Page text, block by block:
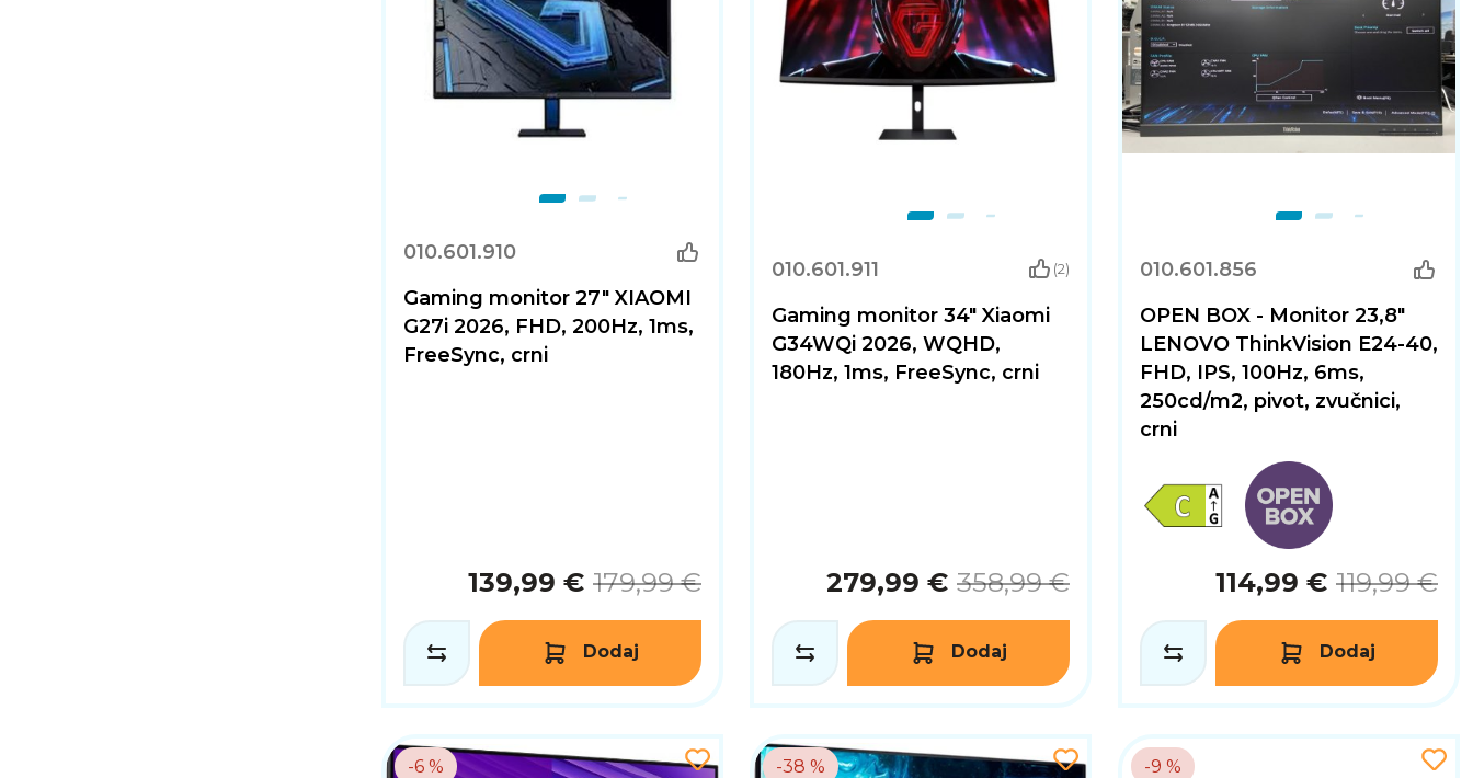
010.601.910
Gaming monitor 27" XIAOMI
G27i 2026, FHD, 200Hz, 1ms,
FreeSync, crni
139,99 € 179,99 €
Dodaj
010.601.911 (2)
Gaming monitor 34" Xiaomi
G34WQi 2026, WQHD,
180Hz, 1ms, FreeSync, crni
279,99 € 358,99 €
Dodaj
010.601.856
OPEN BOX - Monitor 23,8"
LENOVO ThinkVision E24-40,
FHD, IPS, 100Hz, 6ms,
250cd/m2, pivot, zvučnici,
crni
114,99 € 119,99 €
Dodaj
-6 % -38 % -9 %